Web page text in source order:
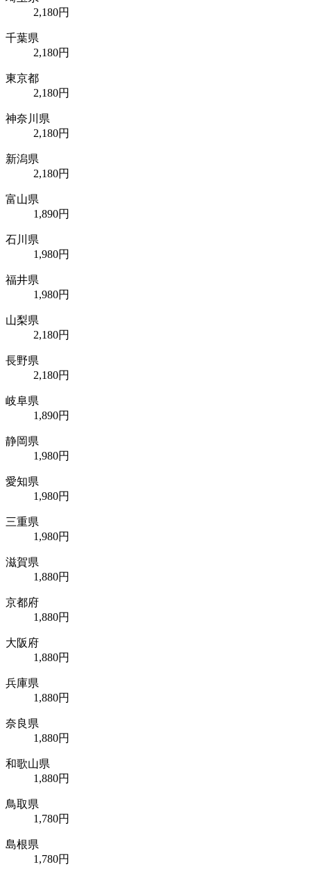
2,180円
千葉県
2,180円
東京都
2,180円
神奈川県
2,180円
新潟県
2,180円
富山県
1,890円
石川県
1,980円
福井県
1,980円
山梨県
2,180円
長野県
2,180円
岐阜県
1,890円
静岡県
1,980円
愛知県
1,980円
三重県
1,980円
滋賀県
1,880円
京都府
1,880円
大阪府
1,880円
兵庫県
1,880円
奈良県
1,880円
和歌山県
1,880円
鳥取県
1,780円
島根県
1,780円